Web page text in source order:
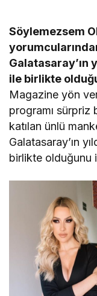
Söylemezsem
Galatasaray’ın
ile birlikte
Magazine yön
programı sürpriz
katılan ünlü
Galatasaray’ın
birlikte olduğunu